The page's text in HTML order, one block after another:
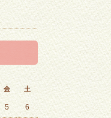
金 土
5 6